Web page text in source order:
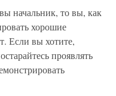
начальник, то вы, как
хорошие
Если вы хотите,
проявлять